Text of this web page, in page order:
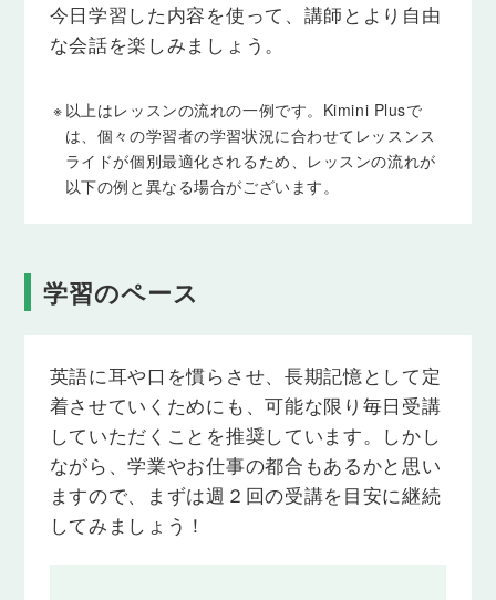
probably, definitelyを使った文
「彼女は絶対に来るでしょう」「たぶん帰るべきで
Lesson 24
maybe, perhapsを文頭に使った文
「もしからたら彼は正しかったかもしれない」のよ
Lesson 25
れの〜」といった表現を使えるようになります。
Lesson 26
数量を表す語 (a) few, (a) little
「数人の友達がいます」「ほとんど友達がいませ
ん」のように、数や量について肯定的もしくは否定
的に伝える表現を学び、使い分けができるようにな
ります。
今日学習した内容を使って、講師とより自由
な会話を楽しみましょう。
※ 以上はレッスンの流れの一例です。Kimini Plusで
は、個々の学習者の学習状況に合わせてレッスンス
ライドが個別最適化されるため、レッスンの流れが
以下の例と異なる場合がございます。
学習のペース
英語に耳や口を慣らさせ、長期記憶として定
着させていくためにも、可能な限り毎日受講
していただくことを推奨しています。しかし
ながら、学業やお仕事の都合もあるかと思い
ますので、まずは週２回の受講を目安に継続
してみましょう！